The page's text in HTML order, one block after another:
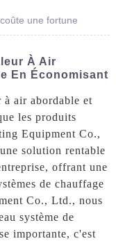
une fortune
À Air
En Économisant
à air abordable et
les produits
Equipment Co.,
solution rentable
offrant une
de chauffage
Co., Ltd., nous
système de
importante, c'est